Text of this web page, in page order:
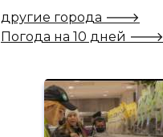
другие города 🡒
Погода на 10 дней 🡒